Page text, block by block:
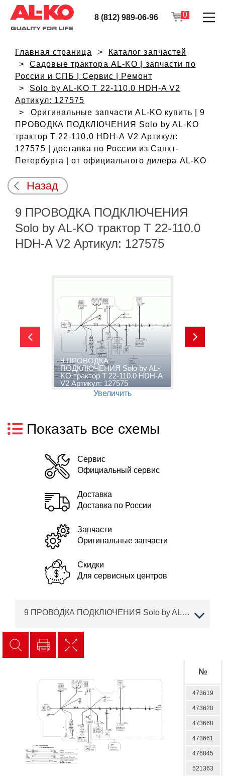
8 (812) 989-06-96 0
Главная страница
Каталог запчастей
Садовые трактора AL-KO | запчасти по
России и СПБ | Сервис | Ремонт
Solo by AL-KO T 22-110.0 HDH-A V2
Артикул: 127575
Оригинальные запчасти AL-KO купить | 9
ПРОВОДКА ПОДКЛЮЧЕНИЯ Solo by AL-KO
трактор T 22-110.0 HDH-A V2 Артикул:
127575 | доставка по России из Санкт-
Петербурга | от официального дилера AL-KO
Назад
9 ПРОВОДКА ПОДКЛЮЧЕНИЯ
Solo by AL-KO трактор T 22-110.0
HDH-A V2 Артикул: 127575
9 ПРОВОДКА
ПОДКЛЮЧЕНИЯ Solo by AL-
KO трактор T 22-110.0 HDH-A
V2 Артикул: 127575
Увеличить
Показать все схемы
Сервис
Официальный сервис
Доставка
Доставка по России
Запчасти
Оригинальные запчасти
Скидки
Для сервисных центров
9 ПРОВОДКА ПОДКЛЮЧЕНИЯ Solo by AL-KO трактор T 22-110.0 HDH-A V2 Артикул: 127575
№
473619
473620
473660
473661
476845
521363